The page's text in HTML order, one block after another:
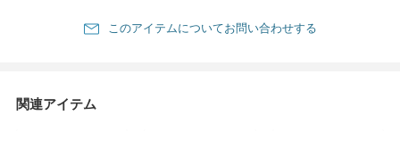
このアイテムについてお問い合わせする
関連アイテム